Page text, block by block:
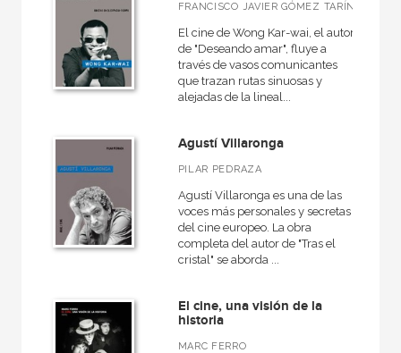
FRANCISCO JAVIER GÓMEZ TARÍN
El cine de Wong Kar-wai, el autor
de "Deseando amar", fluye a
través de vasos comunicantes
que trazan rutas sinuosas y
alejadas de la lineal...
Agustí Villaronga
PILAR PEDRAZA
Agustí Villaronga es una de las
voces más personales y secretas
del cine europeo. La obra
completa del autor de "Tras el
cristal" se aborda ...
El cine, una visión de la
historia
MARC FERRO